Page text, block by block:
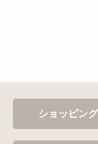
ショッピン